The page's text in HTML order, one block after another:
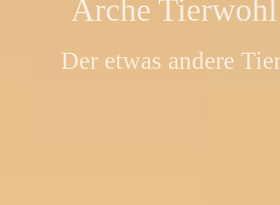
Arche Tierwohl
Der etwas andere